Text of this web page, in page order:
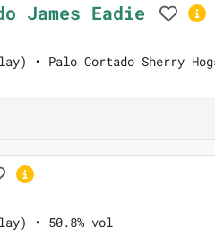
James Eadie
• Palo Cortado Sherry
• 50.8% vol